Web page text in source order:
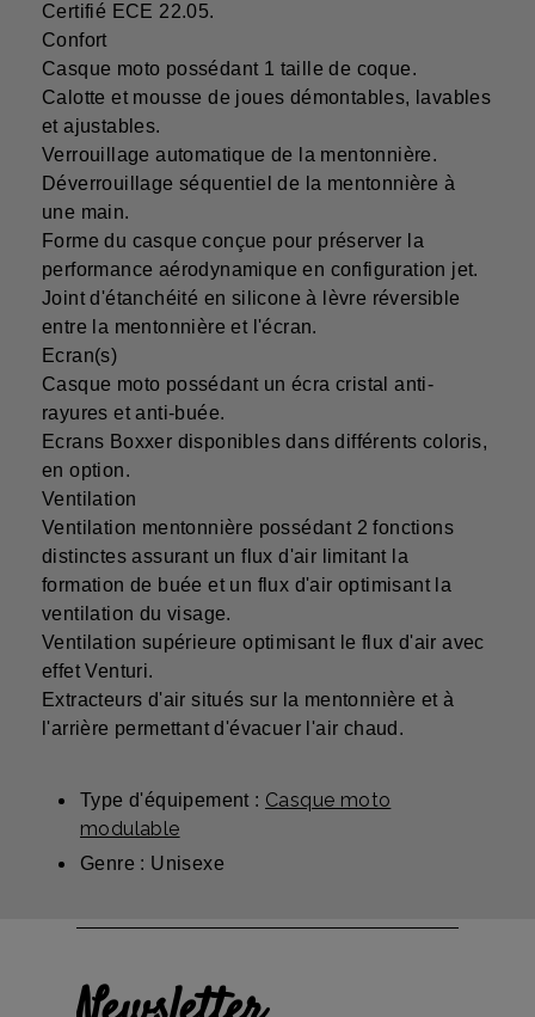
Certifié ECE 22.05.
Confort
Casque moto possédant 1 taille de coque.
Calotte et mousse de joues démontables, lavables
et ajustables.
Verrouillage automatique de la mentonnière.
Déverrouillage séquentiel de la mentonnière à
une main.
Forme du casque conçue pour préserver la
performance aérodynamique en configuration jet.
Joint d'étanchéité en silicone à lèvre réversible
entre la mentonnière et l'écran.
Ecran(s)
Casque moto possédant un écra cristal anti-
rayures et anti-buée.
Ecrans Boxxer disponibles dans différents coloris,
en option.
Ventilation
Ventilation mentonnière possédant 2 fonctions
distinctes assurant un flux d'air limitant la
formation de buée et un flux d'air optimisant la
ventilation du visage.
Ventilation supérieure optimisant le flux d'air avec
effet Venturi.
Extracteurs d'air situés sur la mentonnière et à
l'arrière permettant d'évacuer l'air chaud.
Type d'équipement : Casque moto
modulable
Genre : Unisexe